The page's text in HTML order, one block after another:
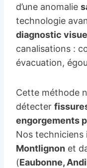
d’une anomalie
technologie
diagnostic
canalisations :
évacuation,
Cette méthode
détecter
engorgements
Nos
Montlignon et
(Eaubonne,